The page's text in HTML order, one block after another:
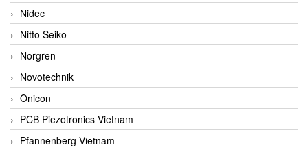
Nidec
Nitto Seiko
Norgren
Novotechnik
Onicon
PCB Piezotronics Vietnam
Pfannenberg Vietnam